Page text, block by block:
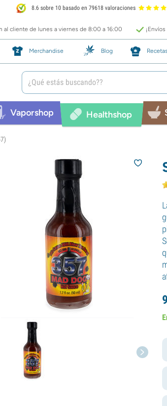
8.6 sobre 10 basado en 79618 valoraciones
al cliente de lunes a viernes de 8:00 a 16:00
Merchandise Blog Recetas
Vaporshop Healthshop